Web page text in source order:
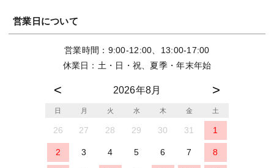
営業日について
営業時間：9:00-12:00、13:00-17:00
休業日：土・日・祝、夏季・年末年始
2026年8月
日 月 火 水 木 金 土
26 27 28 29 30 31 1
2 3 4 5 6 7 8